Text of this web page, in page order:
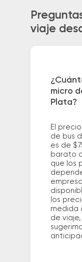
viaje
micro
Plata?
El
de bus
es de
barato
que los
los
medida
de